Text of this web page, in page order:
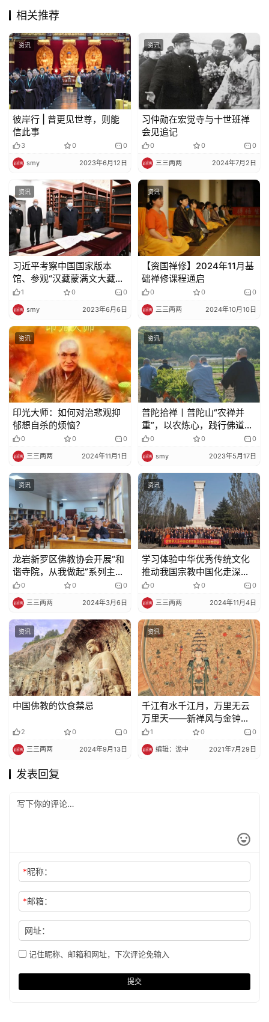
责
声
明
相关推荐
资讯
彼岸行 | 曾更见世尊，则能
信此事
3 0 0
smy 2023年6月12日
资讯
习仲勋在宏觉寺与十世班禅
会见追记
0 0 0
三三两两 2024年7月2日
资讯
习近平考察中国国家版本
馆、参观“汉藏蒙满文大藏经
雕版合璧”和“《四库全书》
合璧”库展
1 0 0
smy 2023年6月6日
资讯
【资国禅修】2024年11月基
础禅修课程通启
0 0 0
三三两两 2024年10月10日
资讯
印光大师：如何对治悲观抑
郁想自杀的烦恼？
0 0 0
三三两两 2024年11月1日
资讯
普陀拾禅丨普陀山“农禅并
重”，以农炼心，践行佛道修
行0 0 0
smy 2023年5月17日
资讯
龙岩新罗区佛教协会开展“和
谐寺院，从我做起”系列主题
活动
0 0 0
三三两两 2024年3月6日
资讯
学习体验中华优秀传统文化
推动我国宗教中国化走深走
实0 0 0
三三两两 2024年11月4日
资讯
中国佛教的饮食禁忌
2 0 0
三三两两 2024年9月13日
资讯
千江有水千江月，万里无云
万里天——新禅风与金钟阁
禅寺恭迎观音菩萨成道日，
携手百万物命大放生
1 0 0
编辑：泷中 2021年7月29日
发表回复
*昵称：
*邮箱：
网址：
记住昵称、邮箱和网址，下次评论免输入
提交